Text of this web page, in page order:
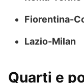
Fiorentina-
Lazio-Milan
Quarti e